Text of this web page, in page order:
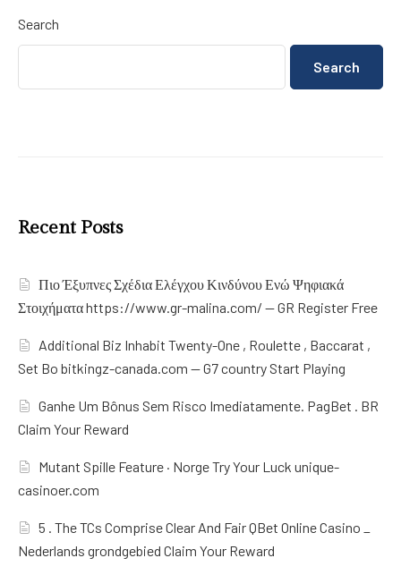
Search
Search
Recent Posts
Πιο Έξυπνες Σχέδια Ελέγχου Κινδύνου Ενώ Ψηφιακά
Στοιχήματα https://www.gr-malina.com/ — GR Register Free
Additional Biz Inhabit Twenty-One , Roulette , Baccarat ,
Set Bo bitkingz-canada.com — G7 country Start Playing
Ganhe Um Bônus Sem Risco Imediatamente. PagBet . BR
Claim Your Reward
Mutant Spille Feature · Norge Try Your Luck unique-
casinoer.com
5 . The TCs Comprise Clear And Fair QBet Online Casino _
Nederlands grondgebied Claim Your Reward